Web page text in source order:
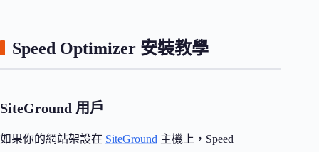
Speed Optimizer 安裝教學
SiteGround 用戶
如果你的網站架設在 SiteGround 主機上，Speed